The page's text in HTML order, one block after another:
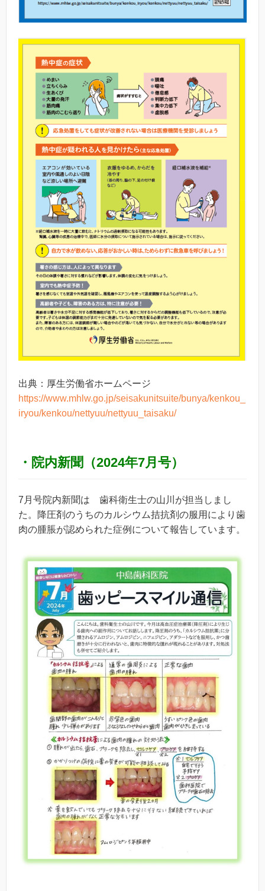
出典：厚生労働省ホームページ
https://www.mhlw.go.jp/seisakunitsuite/bunya/kenkou_
iryou/kenkou/nettyuu/nettyuu_taisaku/
・院内新聞（2024年7月号）
7月号院内新聞は 歯科衛生士の山川が担当しまし
た。降圧剤のうちのカルシウム拮抗剤の服用により歯
肉の腫脹が認められた症例について報告しています。